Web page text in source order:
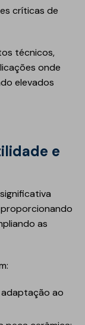
críticas de
técnicos,
onde
elevados
as
ao